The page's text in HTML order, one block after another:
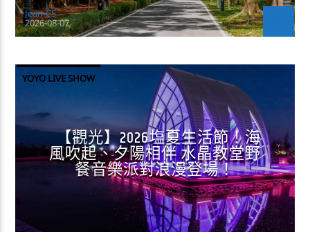
Jean-CS
2026-08-07
YOYO LIVE SHOW
【觀光】2026塩夏生活節！海
風吹起、夕陽相伴 水晶教堂野
餐音樂派對浪漫登場！